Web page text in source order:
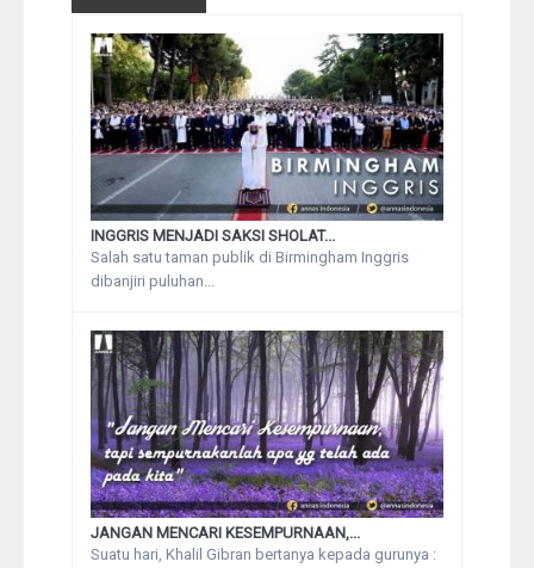
INGGRIS MENJADI SAKSI SHOLAT...
Salah satu taman publik di Birmingham Inggris
dibanjiri puluhan...
JANGAN MENCARI KESEMPURNAAN,...
Suatu hari, Khalil Gibran bertanya kepada gurunya :